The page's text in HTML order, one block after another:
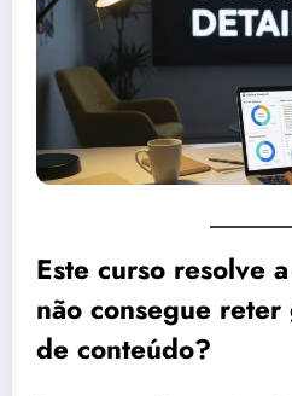
Este curso resolve
não consegue
de conteúdo?